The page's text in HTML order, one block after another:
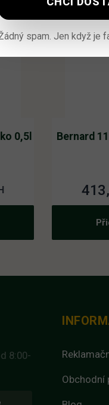
0,5l
Bernard
8:00-
Obchodní
spam. Jen když je